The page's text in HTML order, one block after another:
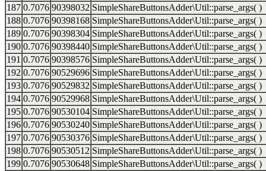
187 0.7076 90398032 SimpleShareButtonsAdder\Util::parse_args( )
188 0.7076 90398168 SimpleShareButtonsAdder\Util::parse_args( )
189 0.7076 90398304 SimpleShareButtonsAdder\Util::parse_args( )
190 0.7076 90398440 SimpleShareButtonsAdder\Util::parse_args( )
191 0.7076 90398576 SimpleShareButtonsAdder\Util::parse_args( )
192 0.7076 90529696 SimpleShareButtonsAdder\Util::parse_args( )
193 0.7076 90529832 SimpleShareButtonsAdder\Util::parse_args( )
194 0.7076 90529968 SimpleShareButtonsAdder\Util::parse_args( )
195 0.7076 90530104 SimpleShareButtonsAdder\Util::parse_args( )
196 0.7076 90530240 SimpleShareButtonsAdder\Util::parse_args( )
197 0.7076 90530376 SimpleShareButtonsAdder\Util::parse_args( )
198 0.7076 90530512 SimpleShareButtonsAdder\Util::parse_args( )
199 0.7076 90530648 SimpleShareButtonsAdder\Util::parse_args( )